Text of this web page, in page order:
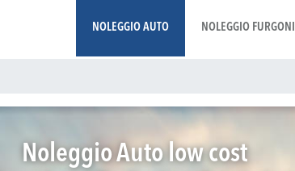
NOLEGGIO AUTO NOLEGGIO FURGONI
Noleggio Auto low cost